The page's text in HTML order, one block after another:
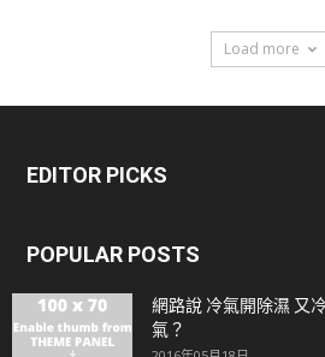
Load more
EDITOR PICKS
POPULAR POSTS
網路說 冷氣開除濕 又
氣？